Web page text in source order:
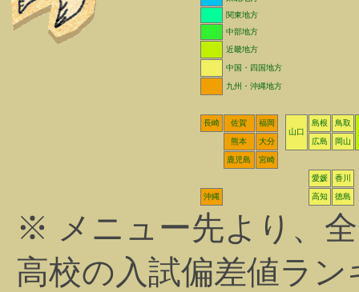
関東地方
中部地方
近畿地方
中国・四国地方
九州・沖縄地方
長崎 佐賀
福岡
山口
島根
鳥取
熊本
大分 広島 岡山
鹿児島 宮崎
愛媛 香川
沖縄 高知 徳島
※ メニュー先より、
高校の入試偏差値ラ